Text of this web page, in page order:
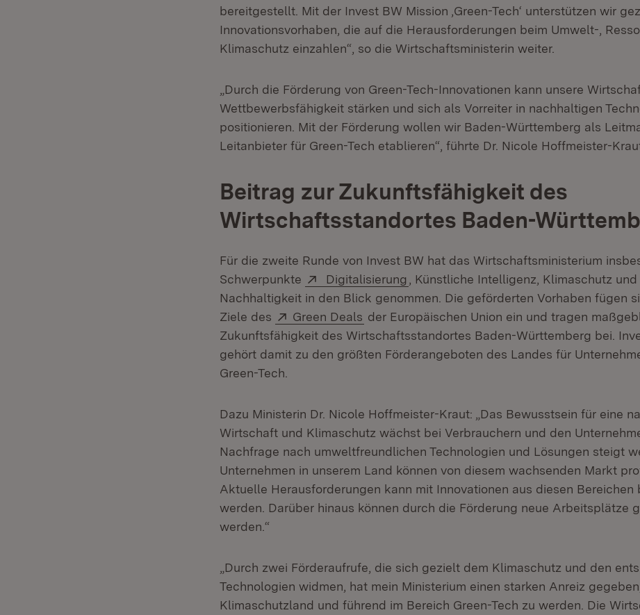
bereitgestellt. Mit der Invest BW Mission ‚Green-Tech‘ unterstützen wir
Innovationsvorhaben, die auf die Herausforderungen beim Umwelt-,
Klimaschutz einzahlen“, so die Wirtschaftsministerin weiter.
„Durch die Förderung von Green-Tech-Innovationen kann unsere
Wettbewerbsfähigkeit stärken und sich als Vorreiter in nachhaltigen
positionieren. Mit der Förderung wollen wir Baden-Württemberg als
Leitanbieter für Green-Tech etablieren“, führte Dr. Nicole Hoffmeister-
Beitrag zur Zukunftsfähigkeit des
Wirtschaftsstandortes Baden-
Für die zweite Runde von Invest BW hat das Wirtschaftsministerium
Schwerpunkte
Extern:
Digitalisierung (Öffnet in neuem Fenster)
, Künstliche Intelligenz, Klimaschutz und
Nachhaltigkeit in den Blick genommen. Die geförderten Vorhaben fügen
Ziele des
Extern:
Green Deals (Öffnet in neuem Fenster)
der Europäischen Union ein und tragen
Zukunftsfähigkeit des Wirtschaftsstandortes Baden-Württemberg bei.
gehört damit zu den größten Förderangeboten des Landes für
Green-Tech.
Dazu Ministerin Dr. Nicole Hoffmeister-Kraut: „Das Bewusstsein für eine
Wirtschaft und Klimaschutz wächst bei Verbrauchern und den
Nachfrage nach umweltfreundlichen Technologien und Lösungen steigt
Unternehmen in unserem Land können von diesem wachsenden Markt
Aktuelle Herausforderungen kann mit Innovationen aus diesen Bereichen
werden. Darüber hinaus können durch die Förderung neue Arbeitsplätze
werden.“
„Durch zwei Förderaufrufe, die sich gezielt dem Klimaschutz und den
Technologien widmen, hat mein Ministerium einen starken Anreiz
Klimaschutzland und führend im Bereich Green-Tech zu werden. Die